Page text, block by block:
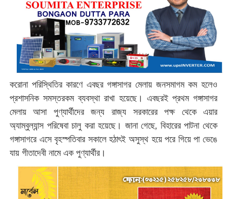
করোনা পরিস্থিতির কারণে এবছর গঙ্গাসাগর মেলায় জনসমাগম কম হলেও
প্রশাসনিক সমস্তরকম ব্যবস্থা রাখা হয়েছে। এবছরই প্রথম গঙ্গাসাগর
মেলায় আসা পুণ্যার্থীদের জন্য রাজ্য সরকারের পক্ষ থেকে এয়ার
অ্যাম্বুল্যান্স পরিষেবা চালু করা হয়েছে। জানা গেছে, বিহারের পাটনা থেকে
গঙ্গাসাগরে এসে বৃহস্পতিবার সকালে হঠাৎই অসুস্থ হয়ে পরে গিয়ে পা ভেঙে
যায় গীতাদেবী নামে এক পুণ্যার্থীর।